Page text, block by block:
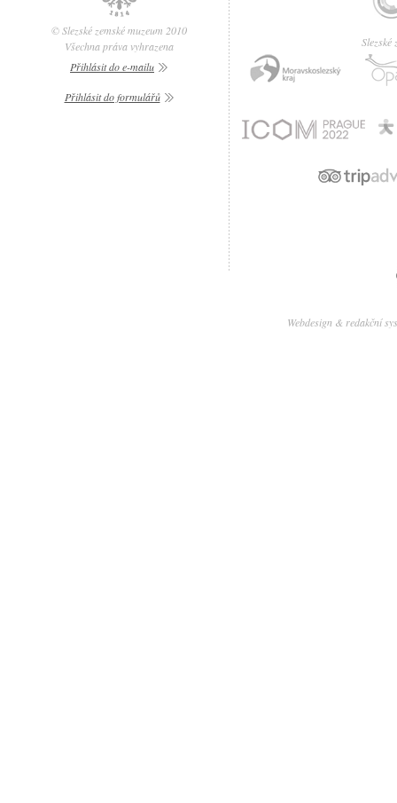
Slezské
© Slezské zemské muzeum 2010
Všechna práva vyhrazena
Přihlásit do e-mailu
Přihlásit do formulářů
Webdesign & redakční